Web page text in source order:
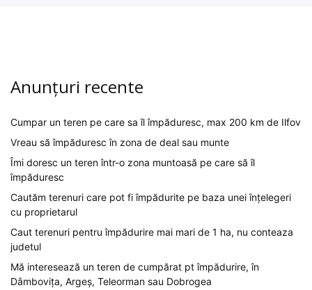
Anunțuri recente
Cumpar un teren pe care sa îl împăduresc, max 200 km de Ilfov
Vreau să împăduresc în zona de deal sau munte
Îmi doresc un teren într-o zona muntoasă pe care să îl
împăduresc
Cautăm terenuri care pot fi împădurite pe baza unei înțelegeri
cu proprietarul
Caut terenuri pentru împădurire mai mari de 1 ha, nu conteaza
judetul
Mă interesează un teren de cumpărat pt împădurire, în
Dâmbovița, Argeș, Teleorman sau Dobrogea